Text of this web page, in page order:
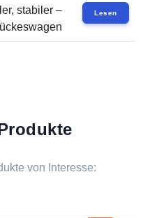
stabiler –
Lesen
von Interesse: